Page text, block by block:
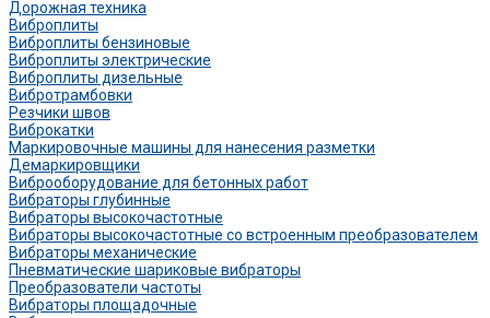
Дорожная техника
Виброплиты
Виброплиты бензиновые
Виброплиты электрические
Виброплиты дизельные
Вибротрамбовки
Резчики швов
Виброкатки
Маркировочные машины для нанесения разметки
Демаркировщики
Виброоборудование для бетонных работ
Вибраторы глубинные
Вибраторы высокочастотные
Вибраторы высокочастотные со встроенным преобразователем
Вибраторы механические
Пневматические шариковые вибраторы
Преобразователи частоты
Вибраторы площадочные